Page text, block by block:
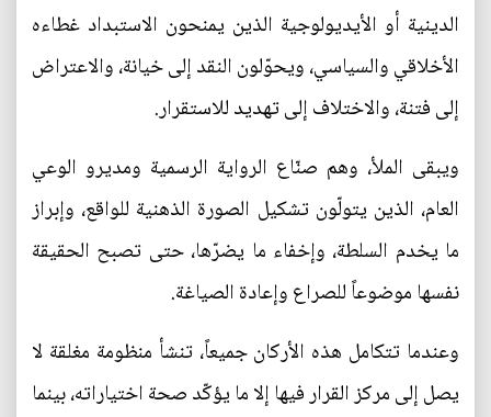
الدينية أو الأيديولوجية الذين يمنحون الاستبداد غطاءه
الأخلاقي والسياسي، ويحوّلون النقد إلى خيانة، والاعتراض
إلى فتنة، والاختلاف إلى تهديد للاستقرار.
ويبقى الملأ، وهم صنّاع الرواية الرسمية ومديرو الوعي
العام، الذين يتولّون تشكيل الصورة الذهنية للواقع، وإبراز
ما يخدم السلطة، وإخفاء ما يضرّها، حتى تصبح الحقيقة
نفسها موضوعاً للصراع وإعادة الصياغة.
وعندما تتكامل هذه الأركان جميعاً، تنشأ منظومة مغلقة لا
يصل إلى مركز القرار فيها إلا ما يؤكّد صحة اختياراته، بينما